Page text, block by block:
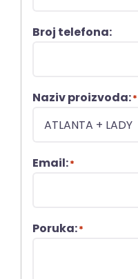
Broj telefona:
Naziv proizvoda:*
Email:*
Poruka:*